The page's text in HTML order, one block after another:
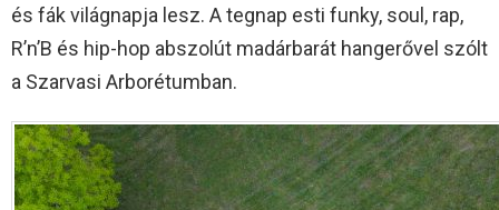
és fák világnapja lesz. A tegnap esti funky, soul, rap,
R’n’B és hip-hop abszolút madárbarát hangerővel szólt
a Szarvasi Arborétumban.